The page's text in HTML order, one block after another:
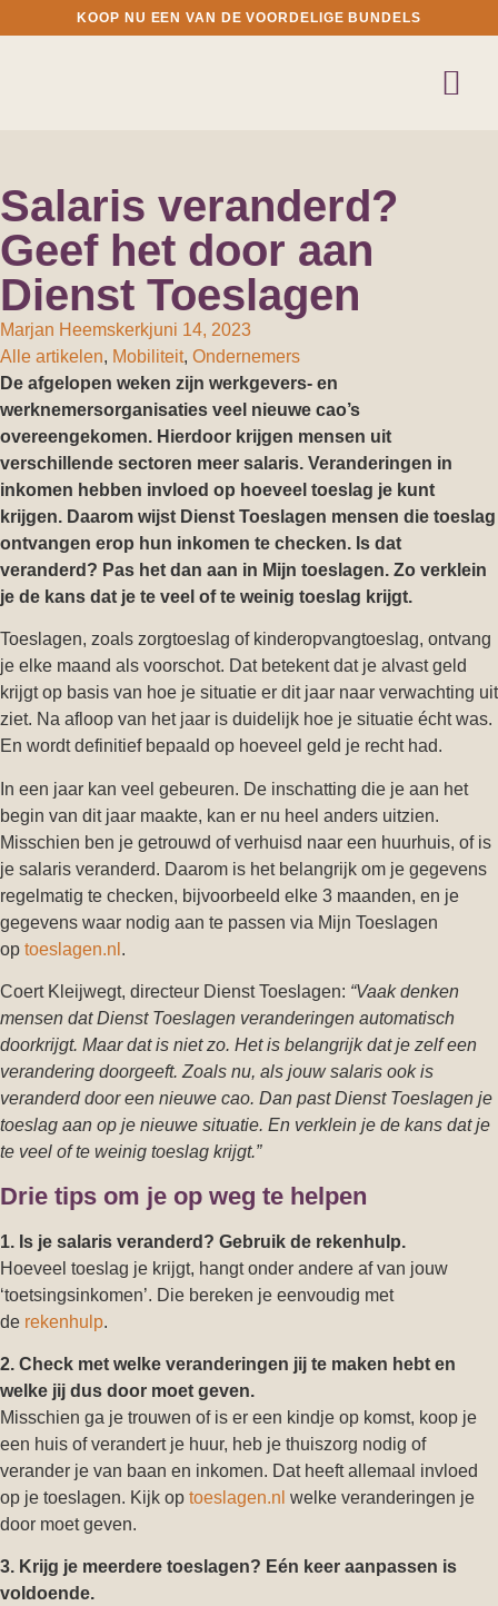
KOOP NU EEN VAN DE VOORDELIGE BUNDELS
Salaris veranderd?
Geef het door aan
Dienst Toeslagen
Marjan Heemskerkjuni 14, 2023
Alle artikelen, Mobiliteit, Ondernemers
De afgelopen weken zijn werkgevers- en
werknemersorganisaties veel nieuwe cao’s
overeengekomen. Hierdoor krijgen mensen uit
verschillende sectoren meer salaris. Veranderingen in
inkomen hebben invloed op hoeveel toeslag je kunt
krijgen. Daarom wijst Dienst Toeslagen mensen die toeslag
ontvangen erop hun inkomen te checken. Is dat
veranderd? Pas het dan aan in Mijn toeslagen. Zo verklein
je de kans dat je te veel of te weinig toeslag krijgt.
Toeslagen, zoals zorgtoeslag of kinderopvangtoeslag, ontvang
je elke maand als voorschot. Dat betekent dat je alvast geld
krijgt op basis van hoe je situatie er dit jaar naar verwachting uit
ziet. Na afloop van het jaar is duidelijk hoe je situatie écht was.
En wordt definitief bepaald op hoeveel geld je recht had.
In een jaar kan veel gebeuren. De inschatting die je aan het
begin van dit jaar maakte, kan er nu heel anders uitzien.
Misschien ben je getrouwd of verhuisd naar een huurhuis, of is
je salaris veranderd. Daarom is het belangrijk om je gegevens
regelmatig te checken, bijvoorbeeld elke 3 maanden, en je
gegevens waar nodig aan te passen via Mijn Toeslagen
op toeslagen.nl .
Coert Kleijwegt, directeur Dienst Toeslagen: “Vaak denken
mensen dat Dienst Toeslagen veranderingen automatisch
doorkrijgt. Maar dat is niet zo. Het is belangrijk dat je zelf een
verandering doorgeeft. Zoals nu, als jouw salaris ook is
veranderd door een nieuwe cao. Dan past Dienst Toeslagen je
toeslag aan op je nieuwe situatie. En verklein je de kans dat je
te veel of te weinig toeslag krijgt.”
Drie tips om je op weg te helpen
1. Is je salaris veranderd? Gebruik de rekenhulp.
Hoeveel toeslag je krijgt, hangt onder andere af van jouw
‘toetsingsinkomen’. Die bereken je eenvoudig met
de rekenhulp.
2. Check met welke veranderingen jij te maken hebt en
welke jij dus door moet geven.
Misschien ga je trouwen of is er een kindje op komst, koop je
een huis of verandert je huur, heb je thuiszorg nodig of
verander je van baan en inkomen. Dat heeft allemaal invloed
op je toeslagen. Kijk op toeslagen.nl welke veranderingen je
door moet geven.
3. Krijg je meerdere toeslagen? Eén keer aanpassen is
voldoende.